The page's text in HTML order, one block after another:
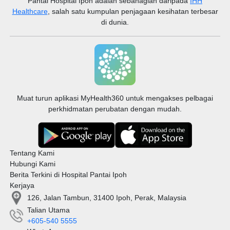
pembiakan lelaki
Healthcare, salah satu kumpulan penjagaan kesihatan terbesar
di dunia.
Muat turun aplikasi MyHealth360 untuk mengakses pelbagai
perkhidmatan perubatan dengan mudah.
Tentang Kami
Hubungi Kami
Berita Terkini di Hospital Pantai Ipoh
Kerjaya
126, Jalan Tambun, 31400 Ipoh, Perak, Malaysia
Talian Utama
+605-540 5555